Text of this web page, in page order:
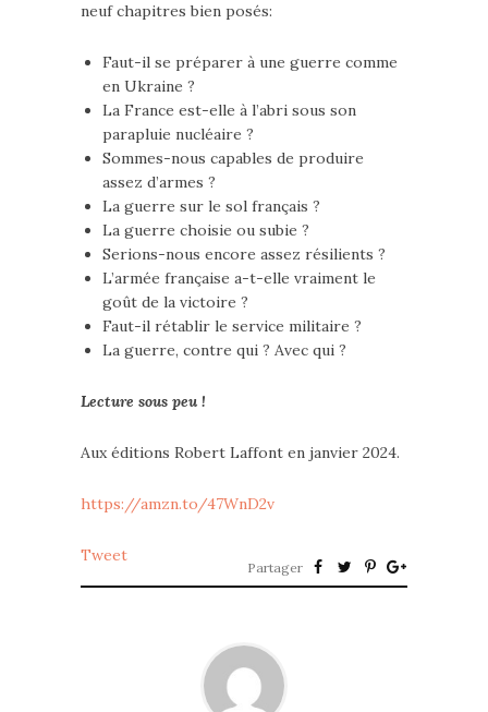
neuf chapitres bien posés:
Faut-il se préparer à une guerre comme
en Ukraine ?
La France est-elle à l’abri sous son
parapluie nucléaire ?
Sommes-nous capables de produire
assez d’armes ?
La guerre sur le sol français ?
La guerre choisie ou subie ?
Serions-nous encore assez résilients ?
L’armée française a-t-elle vraiment le
goût de la victoire ?
Faut-il rétablir le service militaire ?
La guerre, contre qui ? Avec qui ?
Lecture sous peu !
Aux éditions Robert Laffont en janvier 2024.
https://amzn.to/47WnD2v
Tweet
Partager